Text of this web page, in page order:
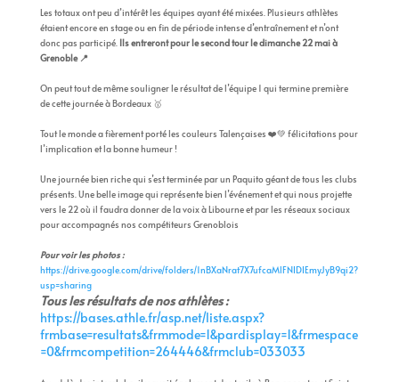
Les totaux ont peu d’intérêt les équipes ayant été mixées. Plusieurs athlètes
étaient encore en stage ou en fin de période intense d’entraînement et n’ont
donc pas participé. Ils entreront pour le second tour le dimanche 22 mai à
Grenoble 📍
On peut tout de même souligner le résultat de l’équipe 1 qui termine première
de cette journée à Bordeaux 🥇
Tout le monde a fièrement porté les couleurs Talençaises ❤️💚 félicitations pour
l’implication et la bonne humeur !
Une journée bien riche qui s’est terminée par un Paquito géant de tous les clubs
présents. Une belle image qui représente bien l’événement et qui nous projette
vers le 22 où il faudra donner de la voix à Libourne et par les réseaux sociaux
pour accompagnés nos compétiteurs Grenoblois
Pour voir les photos :
https://drive.google.com/drive/folders/1nBXaNrat7X7ufcaMlFNIDIEmyJyB9qi2?
usp=sharing
Tous les résultats de nos athlètes :
https://bases.athle.fr/asp.net/liste.aspx?
frmbase=resultats&frmmode=1&pardisplay=1&frmespace
=0&frmcompetition=264446&frmclub=033033